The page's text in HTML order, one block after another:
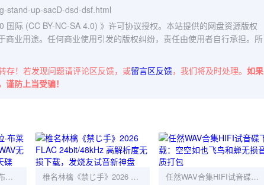
stand-up-sacD-dsd-dsf.html
国际 (CC BY-NC-SA 4.0) 》许可协议授权。本站提供的网盘资源版权
业用途。任何商业使用引发的版权纠纷，责任由使用者自行承担。所
存！若发现问题请评论区反馈，或留言区反馈，我们将及时处理。 如果
防上当受骗！
Sarah Brightman 莎拉·布莱曼2001德国限定精选集WAV无损下载｜古典跨界试音天碟 椎名林檎《禁じ手》2026 FLAC 24bit/48kHz 高解析度无损下载，发烧友试音新神盘 任然WAV合集HIFI试音碟下载：空空如也飞鸟和蝉无损音质打包